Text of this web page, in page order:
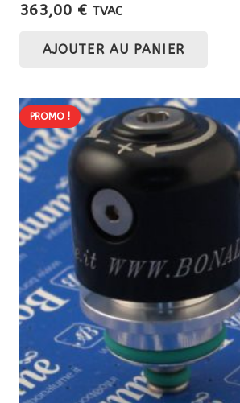
363,00 € TVAC
AJOUTER AU PANIER
PROMO !